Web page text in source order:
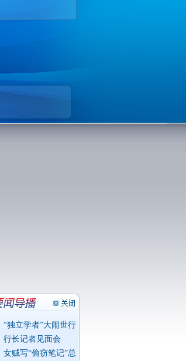
“独立学者”大闹世行
行长记者见面会
女贼写“偷窃笔记”总